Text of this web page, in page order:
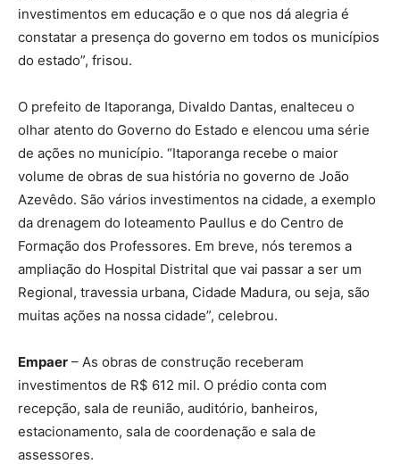
investimentos em educação e o que nos dá alegria é
constatar a presença do governo em todos os municípios
do estado”, frisou.
O prefeito de Itaporanga, Divaldo Dantas, enalteceu o
olhar atento do Governo do Estado e elencou uma série
de ações no município. “Itaporanga recebe o maior
volume de obras de sua história no governo de João
Azevêdo. São vários investimentos na cidade, a exemplo
da drenagem do loteamento Paullus e do Centro de
Formação dos Professores. Em breve, nós teremos a
ampliação do Hospital Distrital que vai passar a ser um
Regional, travessia urbana, Cidade Madura, ou seja, são
muitas ações na nossa cidade”, celebrou.
Empaer – As obras de construção receberam
investimentos de R$ 612 mil. O prédio conta com
recepção, sala de reunião, auditório, banheiros,
estacionamento, sala de coordenação e sala de
assessores.